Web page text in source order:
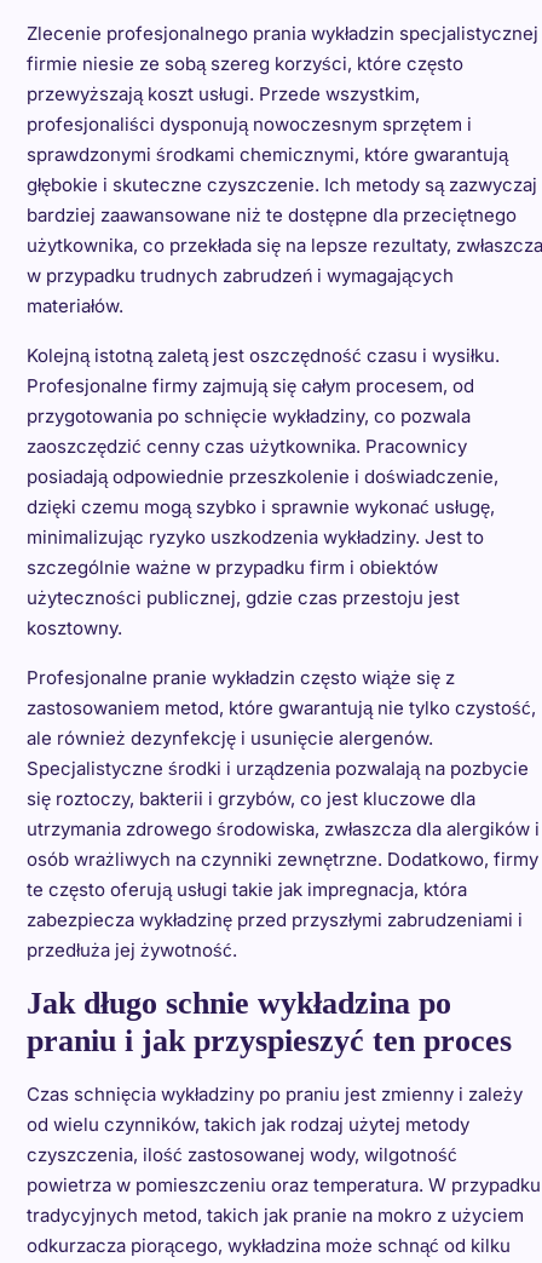
Zlecenie profesjonalnego prania wykładzin specjalistycznej
firmie niesie ze sobą szereg korzyści, które często
przewyższają koszt usługi. Przede wszystkim,
profesjonaliści dysponują nowoczesnym sprzętem i
sprawdzonymi środkami chemicznymi, które gwarantują
głębokie i skuteczne czyszczenie. Ich metody są zazwyczaj
bardziej zaawansowane niż te dostępne dla przeciętnego
użytkownika, co przekłada się na lepsze rezultaty, zwłaszcza
w przypadku trudnych zabrudzeń i wymagających
materiałów.
Kolejną istotną zaletą jest oszczędność czasu i wysiłku.
Profesjonalne firmy zajmują się całym procesem, od
przygotowania po schnięcie wykładziny, co pozwala
zaoszczędzić cenny czas użytkownika. Pracownicy
posiadają odpowiednie przeszkolenie i doświadczenie,
dzięki czemu mogą szybko i sprawnie wykonać usługę,
minimalizując ryzyko uszkodzenia wykładziny. Jest to
szczególnie ważne w przypadku firm i obiektów
użyteczności publicznej, gdzie czas przestoju jest
kosztowny.
Profesjonalne pranie wykładzin często wiąże się z
zastosowaniem metod, które gwarantują nie tylko czystość,
ale również dezynfekcję i usunięcie alergenów.
Specjalistyczne środki i urządzenia pozwalają na pozbycie
się roztoczy, bakterii i grzybów, co jest kluczowe dla
utrzymania zdrowego środowiska, zwłaszcza dla alergików i
osób wrażliwych na czynniki zewnętrzne. Dodatkowo, firmy
te często oferują usługi takie jak impregnacja, która
zabezpiecza wykładzinę przed przyszłymi zabrudzeniami i
przedłuża jej żywotność.
Jak długo schnie wykładzina po
praniu i jak przyspieszyć ten proces
Czas schnięcia wykładziny po praniu jest zmienny i zależy
od wielu czynników, takich jak rodzaj użytej metody
czyszczenia, ilość zastosowanej wody, wilgotność
powietrza w pomieszczeniu oraz temperatura. W przypadku
tradycyjnych metod, takich jak pranie na mokro z użyciem
odkurzacza piorącego, wykładzina może schnąć od kilku